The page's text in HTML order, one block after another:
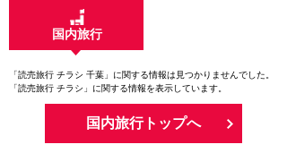
国内旅行
「読売旅行 チラシ 千葉」に関する情報は見つかりませんでした。
「読売旅行 チラシ」に関する情報を表示しています。
国内旅行トップへ